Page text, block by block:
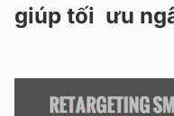
giúp tối ưu